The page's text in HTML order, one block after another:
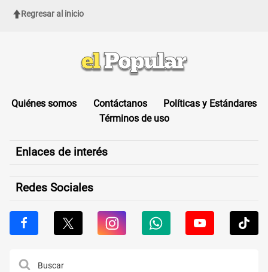
Regresar al inicio
Quiénes somos Contáctanos
Políticas y Estándares
Términos de uso
Enlaces de interés
Redes Sociales